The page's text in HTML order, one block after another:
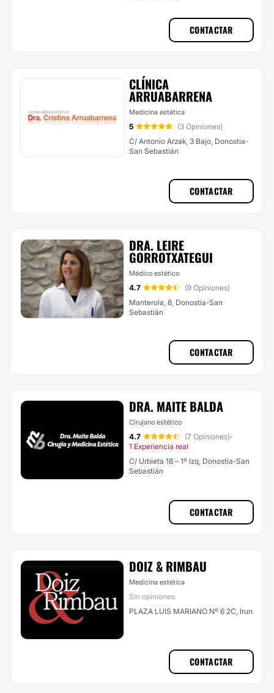
CONTACTAR
CLÍNICA
ARRUABARRENA
Medicina estética
5
(3 Opiniones)
C/ Antonio Arzak, 3 Bajo, Donostia-
San Sebastián
CONTACTAR
DRA. LEIRE
GORROTXATEGUI
Médico estético
4.7
(9 Opiniones)
Manterola, 8, Donostia-San
Sebastián
CONTACTAR
DRA. MAITE BALDA
Cirujano estético
4.7 (7 Opiniones)·
1 Experiencia real
C/ Urbieta 18 – 1º Izq, Donostia-San
Sebastián
CONTACTAR
DOIZ & RIMBAU
Medicina estética
Sin opiniones
PLAZA LUIS MARIANO Nº 6 2C, Irun
CONTACTAR